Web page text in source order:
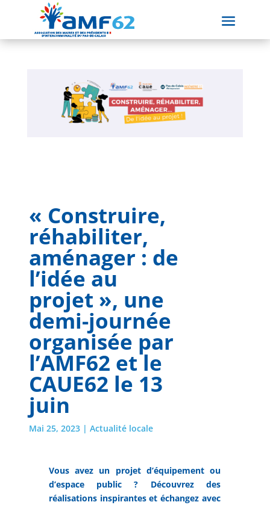
« Construire,
réhabiliter,
aménager : de
l’idée au
projet », une
demi-journée
organisée par
l’AMF62 et le
CAUE62 le 13
juin
Mai 25, 2023| Actualité locale
Vous avez un projet d’équipement ou
d’espace public ? Découvrez des
réalisations inspirantes et échangez avec